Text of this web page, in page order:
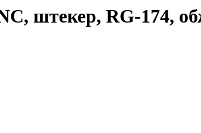
штекер, RG-174,